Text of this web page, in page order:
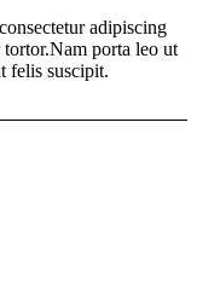
adipiscing
tortor.Nam porta leo ut
felis suscipit.